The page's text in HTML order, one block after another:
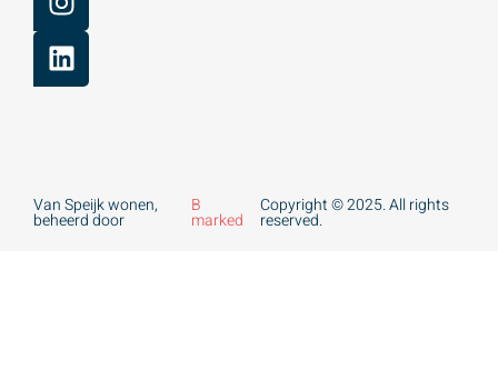
Van Speijk wonen,
beheerd door
B
marked
Copyright © 2025. All rights
reserved.